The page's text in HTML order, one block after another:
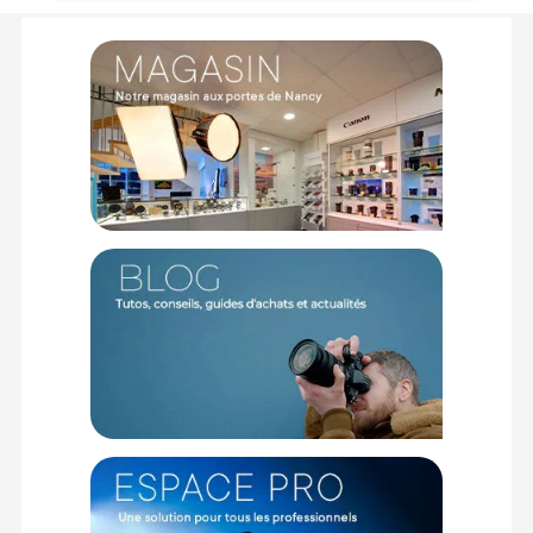
Stockage prolongé :Les rouleaux de papier de fonds
doivent êtrestockés à la verticale en cas de non-
utilisation prolongée(plus de 7 jours). C’est une étape très
importante pour éviter que le fond ne subisse des
déformations avec le temps.
Renforcement rigidité :Afin d'augmenter la rigidité et
la durée de vie de vos fonds, nous vous recommandons
l'utilisation d'un mandrin en aluminium.Voici une
référence pouvant convenir à vos besoins :Manfrotto
Lighting Alu-core 2,75m
Surface mate bloquant les reflets des flashs de studio
Grain fin garantissant un rendu lisse à l'image
Déroulement simple et découpe rapide après chaque
Papier robuste de 145 GSM supportant le piétinement
Composition écologique intégrant des matériaux recyclés
Fabrication sans acide préservant l'éclat des couleurs